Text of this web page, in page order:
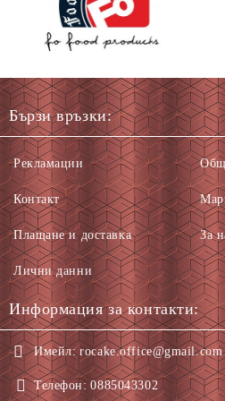
Бързи връзки:
Рекламации
Контакт
Плащане и доставка
Лични данни
За
Информация за контакти:
Имейл: rocake.office@gmail.com
Телефон: 0885043302